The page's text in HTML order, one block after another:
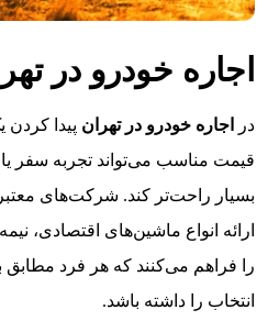
اجاره خودرو در
در اجاره خودرو در تهران پیدا کردن
قیمت مناسب می‌تواند تجربه سفر یا
بسیار راحت‌تر کند. شرکت‌های معتبر
ارائه انواع ماشین‌های اقتصادی،
را فراهم می‌کنند که هر فرد مطابق
انتخاب را داشته باشد.